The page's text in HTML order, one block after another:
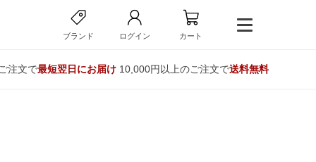
ブランド ログイン カート
注文で最短翌日にお届け10,000円以上のご注文で送料無料